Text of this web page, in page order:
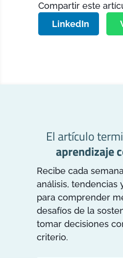
Compartir este
LinkedIn
El artículo
aprendizaje
Recibe cada
análisis, tendencias
para comprender
desafíos de la
tomar decisiones
criterio.